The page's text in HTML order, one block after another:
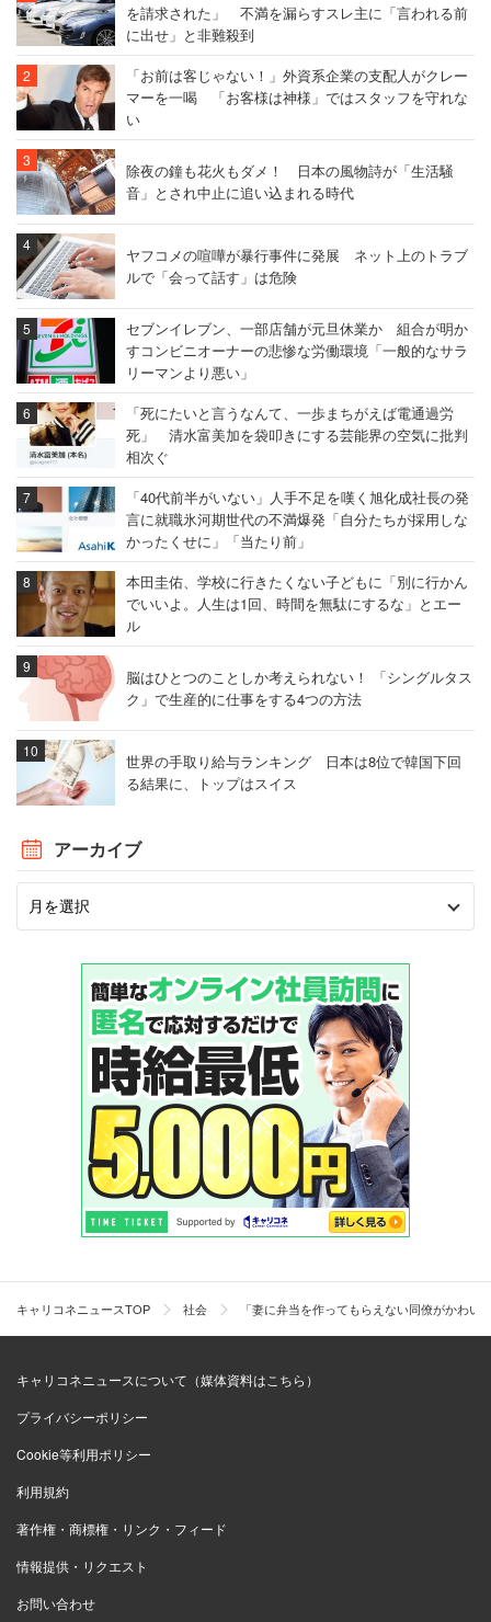
を請求された」 不満を漏らすスレ主に「言われる前
に出せ」と非難殺到
「お前は客じゃない！」外資系企業の支配人がクレー
マーを一喝 「お客様は神様」ではスタッフを守れな
い
除夜の鐘も花火もダメ！ 日本の風物詩が「生活騒
音」とされ中止に追い込まれる時代
ヤフコメの喧嘩が暴行事件に発展 ネット上のトラブ
ルで「会って話す」は危険
セブンイレブン、一部店舗が元旦休業か 組合が明か
すコンビニオーナーの悲惨な労働環境「一般的なサラ
リーマンより悪い」
「死にたいと言うなんて、一歩まちがえば電通過労
死」 清水富美加を袋叩きにする芸能界の空気に批判
相次ぐ
「40代前半がいない」人手不足を嘆く旭化成社長の発
言に就職氷河期世代の不満爆発「自分たちが採用しな
かったくせに」「当たり前」
本田圭佑、学校に行きたくない子どもに「別に行かん
でいいよ。人生は1回、時間を無駄にするな」とエー
ル
脳はひとつのことしか考えられない！ 「シングルタス
ク」で生産的に仕事をする4つの方法
世界の手取り給与ランキング 日本は8位で韓国下回
る結果に、トップはスイス
アーカイブ
キャリコネニュースTOP 社会 「妻に弁当を作ってもらえない同僚がかわ
キャリコネニュースについて（媒体資料はこちら）
プライバシーポリシー
Cookie等利用ポリシー
利用規約
著作権・商標権・リンク・フィード
情報提供・リクエスト
お問い合わせ